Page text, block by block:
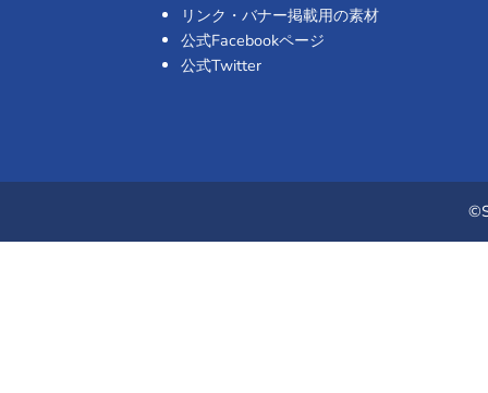
リンク・バナー掲載用の素材
公式Facebookページ
公式Twitter